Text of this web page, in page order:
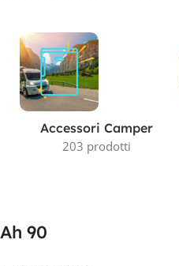
Accessori Camper
203 prodotti
Ah 90